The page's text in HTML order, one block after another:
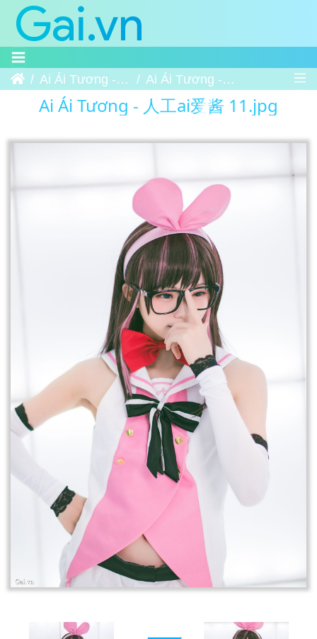
Trang chủAi Ái Tương - 人工ai爱酱 Ai Ái Tương - 人工ai爱酱 11
Ai Ái Tương - 人工ai爱酱 11.jpg